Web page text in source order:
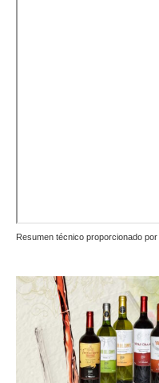
Resumen técnico proporcionado por